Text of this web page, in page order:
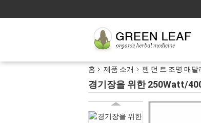
홈 제품 소개 펜 던 트 조명 매달
경기장을 위한 250Watt/